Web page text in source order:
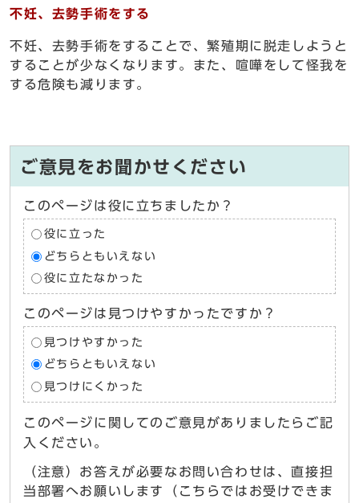
不妊、去勢手術をする
不妊、去勢手術をすることで、繁殖期に脱走しようと
することが少なくなります。また、喧嘩をして怪我を
する危険も減ります。
ご意見をお聞かせください
このページは役に立ちましたか？
役に立った
どちらともいえない
役に立たなかった
このページは見つけやすかったですか？
見つけやすかった
どちらともいえない
見つけにくかった
このページに関してのご意見がありましたらご記
入ください。
（注意）お答えが必要なお問い合わせは、直接担
当部署へお願いします（こちらではお受けできま